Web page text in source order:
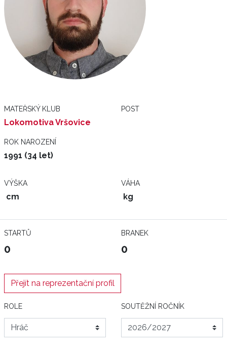
MATEŘSKÝ KLUB
Lokomotiva Vršovice
POST
ROK NAROZENÍ
1991 (34 let)
VÝŠKA
cm
VÁHA
kg
STARTŮ
0
BRANEK
0
Přejít na reprezentační profil
ROLE SOUTĚŽNÍ ROČNÍK